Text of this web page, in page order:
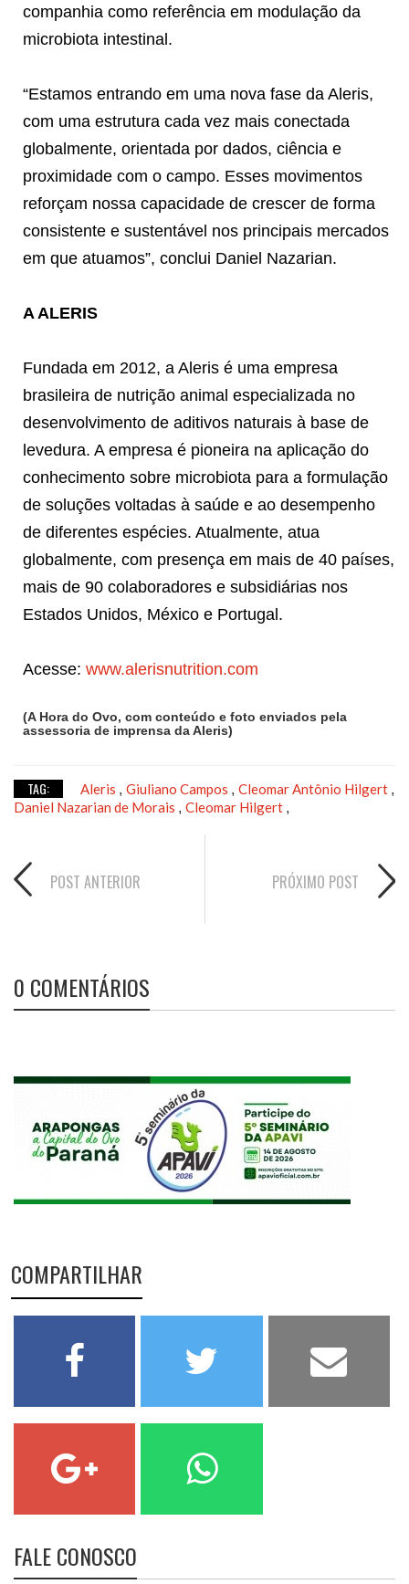
companhia como referência em modulação da
microbiota intestinal.
“Estamos entrando em uma nova fase da Aleris,
com uma estrutura cada vez mais conectada
globalmente, orientada por dados, ciência e
proximidade com o campo. Esses movimentos
reforçam nossa capacidade de crescer de forma
consistente e sustentável nos principais mercados
em que atuamos”, conclui Daniel Nazarian.
A ALERIS
Fundada em 2012, a Aleris é uma empresa
brasileira de nutrição animal especializada no
desenvolvimento de aditivos naturais à base de
levedura. A empresa é pioneira na aplicação do
conhecimento sobre microbiota para a formulação
de soluções voltadas à saúde e ao desempenho
de diferentes espécies. Atualmente, atua
globalmente, com presença em mais de 40 países,
mais de 90 colaboradores e subsidiárias nos
Estados Unidos, México e Portugal.
Acesse: www.alerisnutrition.com
(A Hora do Ovo, com conteúdo e foto enviados pela
assessoria de imprensa da Aleris)
TAG: Aleris , Giuliano Campos , Cleomar Antônio Hilgert ,
Daniel Nazarian de Morais , Cleomar Hilgert ,
POST ANTERIOR PRÓXIMO POST
0 COMENTÁRIOS
COMPARTILHAR
FALE CONOSCO